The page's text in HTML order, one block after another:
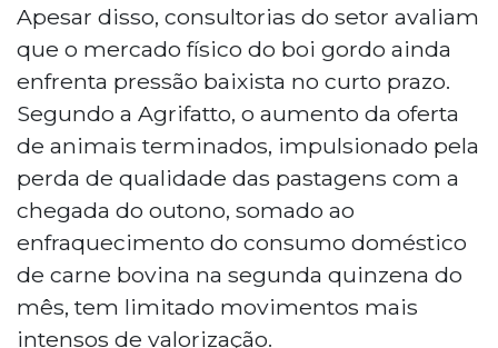
Apesar disso, consultorias do setor avaliam
que o mercado físico do boi gordo ainda
enfrenta pressão baixista no curto prazo.
Segundo a Agrifatto, o aumento da oferta
de animais terminados, impulsionado pela
perda de qualidade das pastagens com a
chegada do outono, somado ao
enfraquecimento do consumo doméstico
de carne bovina na segunda quinzena do
mês, tem limitado movimentos mais
intensos de valorização.